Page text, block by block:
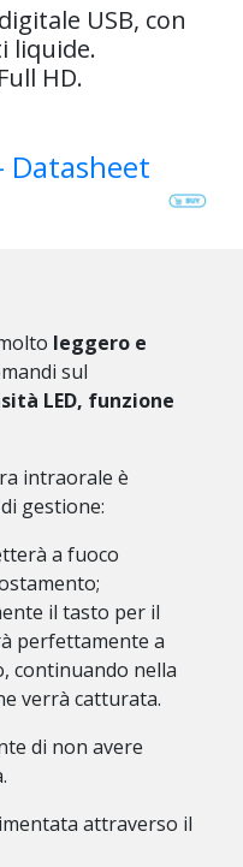
USB, con
liquide.
HD.
Datasheet
leggero e
sul
LED, funzione
intraorale è
gestione:
a fuoco
il tasto per il
perfettamente a
continuando nella
verrà catturata.
di non avere
attraverso il